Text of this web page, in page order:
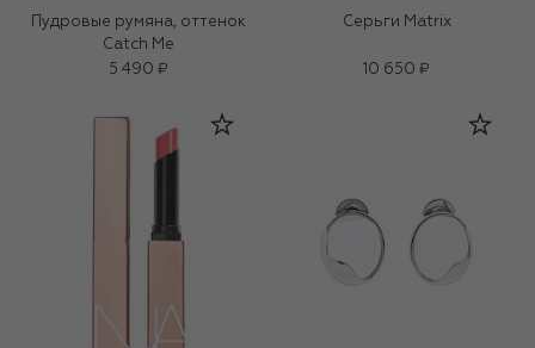
Пудровые румяна, оттенок
Catch Me
5 490 ₽
Серьги Matrix
10 650 ₽